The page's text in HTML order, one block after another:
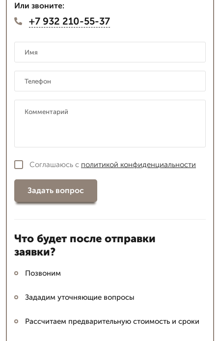
Или звоните:
+7 932 210-55-37
Соглашаюсь с политикой конфиденциальности
Задать вопрос
Что будет после отправки
заявки?
Позвоним
Зададим уточняющие вопросы
Рассчитаем предварительную стоимость и сроки